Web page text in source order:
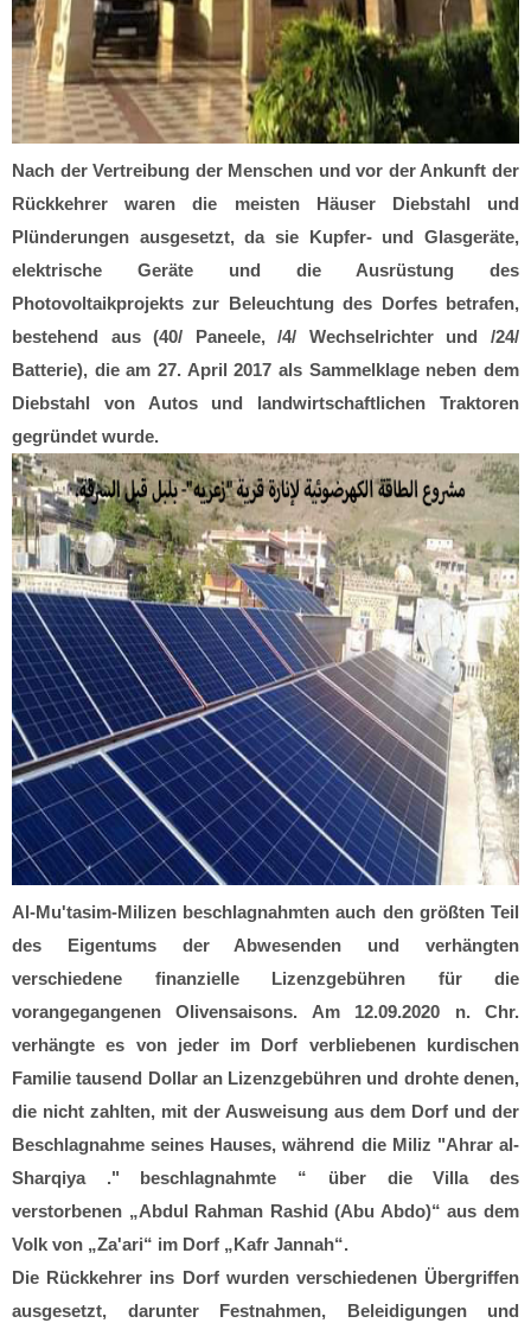
Nach der Vertreibung der Menschen und vor der Ankunft der
Rückkehrer waren die meisten Häuser Diebstahl und
Plünderungen ausgesetzt, da sie Kupfer- und Glasgeräte,
elektrische Geräte und die Ausrüstung des
Photovoltaikprojekts zur Beleuchtung des Dorfes betrafen,
bestehend aus (40/ Paneele, /4/ Wechselrichter und /24/
Batterie), die am 27. April 2017 als Sammelklage neben dem
Diebstahl von Autos und landwirtschaftlichen Traktoren
gegründet wurde.
Al-Mu'tasim-Milizen beschlagnahmten auch den größten Teil
des Eigentums der Abwesenden und verhängten
verschiedene finanzielle Lizenzgebühren für die
vorangegangenen Olivensaisons. Am 12.09.2020 n. Chr.
verhängte es von jeder im Dorf verbliebenen kurdischen
Familie tausend Dollar an Lizenzgebühren und drohte denen,
die nicht zahlten, mit der Ausweisung aus dem Dorf und der
Beschlagnahme seines Hauses, während die Miliz "Ahrar al-
Sharqiya ." beschlagnahmte “ über die Villa des
verstorbenen „Abdul Rahman Rashid (Abu Abdo)“ aus dem
Volk von „Za'ari“ im Dorf „Kafr Jannah“.
Die Rückkehrer ins Dorf wurden verschiedenen Übergriffen
ausgesetzt, darunter Festnahmen, Beleidigungen und